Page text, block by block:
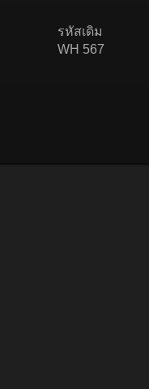
รหัสเดิม
WH 567